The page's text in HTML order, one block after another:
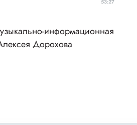
53:27
информационная
Дорохова